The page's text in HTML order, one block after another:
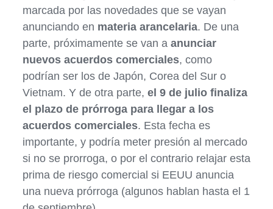
marcada por las novedades que se vayan
anunciando en materia arancelaria. De una
parte, próximamente se van a anunciar
nuevos acuerdos comerciales, como
podrían ser los de Japón, Corea del Sur o
Vietnam. Y de otra parte, el 9 de julio finaliza
el plazo de prórroga para llegar a los
acuerdos comerciales. Esta fecha es
importante, y podría meter presión al mercado
si no se prorroga, o por el contrario relajar esta
prima de riesgo comercial si EEUU anuncia
una nueva prórroga (algunos hablan hasta el 1